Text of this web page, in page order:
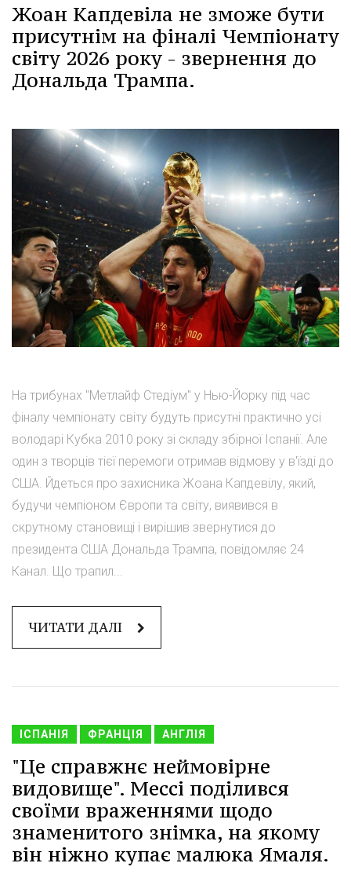
Жоан Капдевіла не зможе бути
присутнім на фіналі Чемпіонату
світу 2026 року - звернення до
Дональда Трампа.
На трибунах "Метлайф Стедіум" у Нью-Йорку під час
фіналу чемпіонату світу будуть присутні практично усі
володарі Кубка 2010 року зі складу збірної Іспанії. Але
один з творців тієї перемоги отримав відмову у в'їзді до
США. Йдеться про захисника Жоана Капдевілу, який,
будучи чемпіоном Європи та світу, виявився в
скрутному становищі і вирішив звернутися до
президента США Дональда Трампа, повідомляє 24
Канал. Що трапил...
ЧИТАТИ ДАЛІ
ІСПАНІЯ ФРАНЦІЯ АНГЛІЯ
"Це справжнє неймовірне
видовище". Мессі поділився
своїми враженнями щодо
знаменитого знімка, на якому
він ніжно купає малюка Ямаля.